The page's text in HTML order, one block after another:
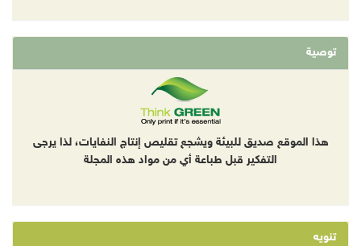
توصية
هذا الموقع صديق للبيئة ويشجع تقليص إنتاج النفايات، لذا يرجى
التفكير قبل طباعة أي من مواد هذه المجلة
تنويه